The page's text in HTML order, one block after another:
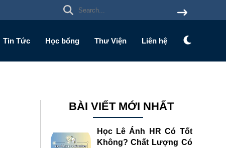
Tin Tức Học bổng Thư Viện Liên hệ
BÀI VIẾT MỚI NHẤT
Học Lê Ánh HR Có Tốt
Không? Chất Lượng Có